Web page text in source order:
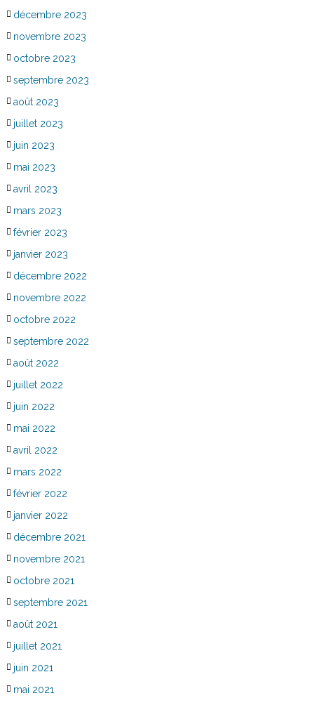
décembre 2023
novembre 2023
octobre 2023
septembre 2023
août 2023
juillet 2023
juin 2023
mai 2023
avril 2023
mars 2023
février 2023
janvier 2023
décembre 2022
novembre 2022
octobre 2022
septembre 2022
août 2022
juillet 2022
juin 2022
mai 2022
avril 2022
mars 2022
février 2022
janvier 2022
décembre 2021
novembre 2021
octobre 2021
septembre 2021
août 2021
juillet 2021
juin 2021
mai 2021